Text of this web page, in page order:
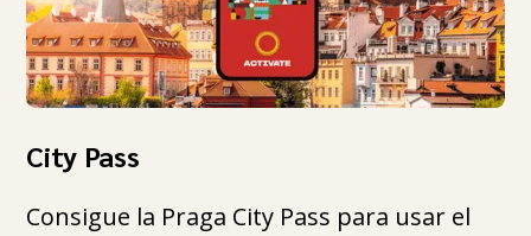
City Pass
Consigue la Praga City Pass para usar el